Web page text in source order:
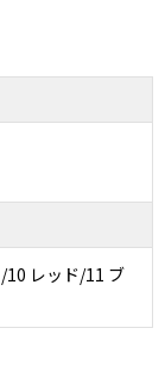
レッド/11 ブ